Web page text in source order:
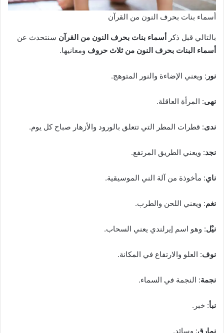
أسماء بنات بحرف النون من القرآن
بالتالي قبل ذكر أسماء بنات بحرف النون من القرآن سنتحدث عن
أسماء البنات بحرف النون من ثلاث حروف ومعانيها.
نور : ويعني الإضاءة والنور المتوهج.
نهى: المرأة العاقلة.
ندى: قطرات المطر التي تتعلق بالورود والأزهار صباح كل يوم.
نجد: ويعني الطريق المرتفع.
ناي: مأخوذة من آلة الني الموسيقية.
نغم: ويعني اللحن والطرب.
نيْل: وهو اسم إيرلندي يعني السحاب.
نوف: العلو والارتفاع في المكانة.
نجمة: النجمة في السماء.
نبأ: خبر.
نمارق: وسائد.